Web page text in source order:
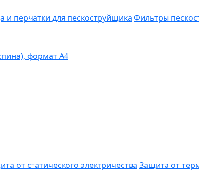
и перчатки для пескоструйщика Фильтры
формат А4
от статического электричества Защита от